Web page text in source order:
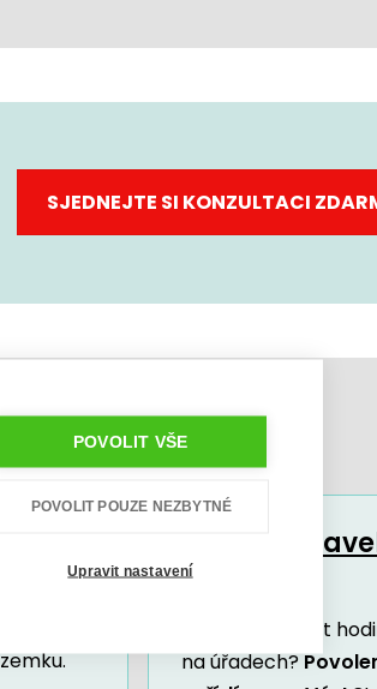
SJEDNEJTE SI KONZULTACI
Vyřízení
povolení
Nechcete trávit
na úřadech?
POVOLIT VŠE
POVOLIT POUZE NEZBYTNÉ
Upravit nastavení